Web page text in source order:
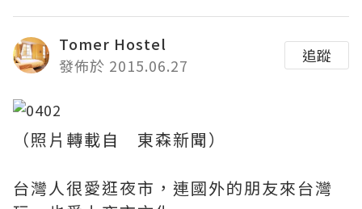
Tomer Hostel
發佈於 2015.06.27
追蹤
（照片轉載自 東森新聞）
台灣人很愛逛夜市，連國外的朋友來台灣